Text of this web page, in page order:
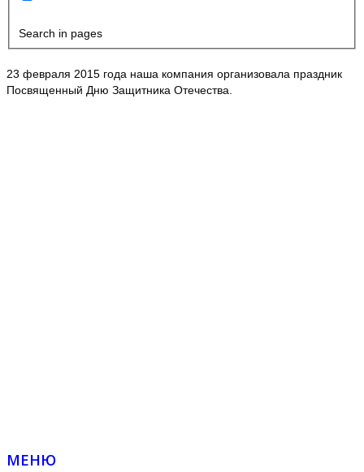
Search in pages
23 февраля 2015 года наша компания организовала праздник
Посвященный Дню Защитника Отечества.
МЕНЮ